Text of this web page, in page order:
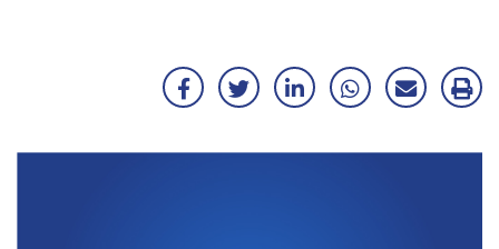
FacebookTwitterLinkedInWhatsApp
Enviar